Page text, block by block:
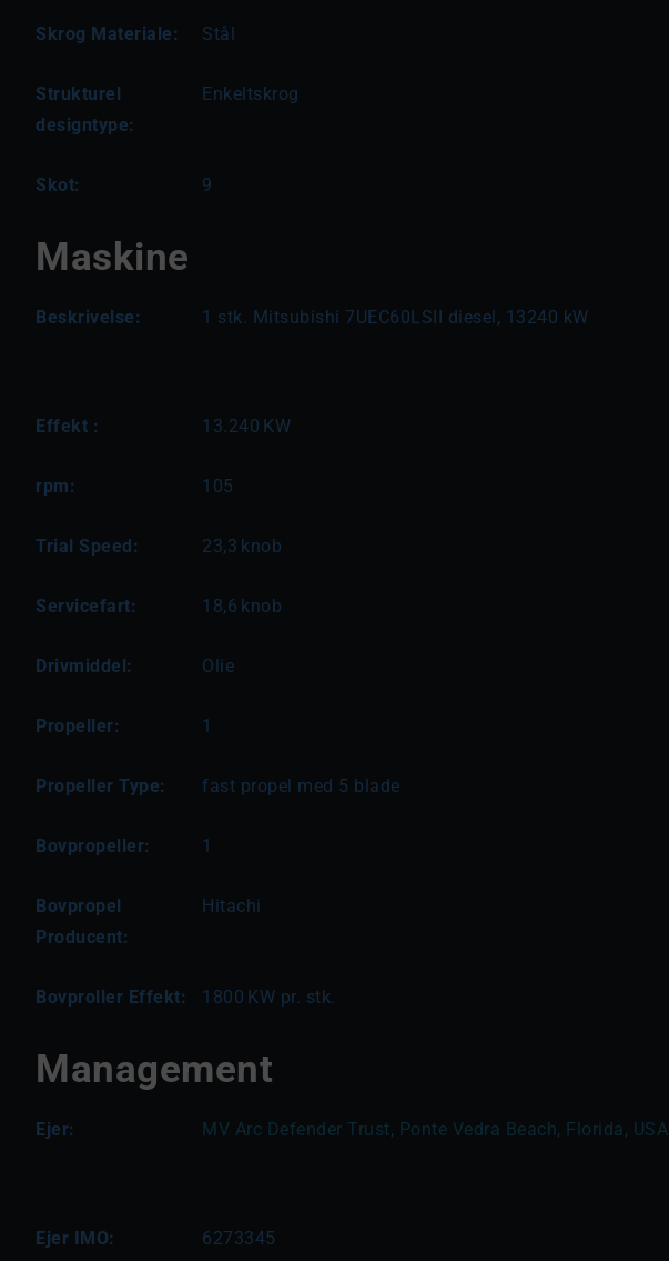
Skrog Materiale: Stål
Strukturel
designtype:
Enkeltskrog
Skot: 9
Maskine
Beskrivelse: 1 stk. Mitsubishi 7UEC60LSII diesel, 13240 kW
Effekt : 13.240 KW
rpm: 105
Trial Speed: 23,3 knob
Servicefart: 18,6 knob
Drivmiddel: Olie
Propeller: 1
Propeller Type: fast propel med 5 blade
Bovpropeller: 1
Bovpropel
Producent:
Hitachi
Bovproller Effekt: 1800 KW pr. stk.
Management
Ejer: MV Arc Defender Trust, Ponte Vedra Beach, Florida, USA
Ejer IMO: 6273345